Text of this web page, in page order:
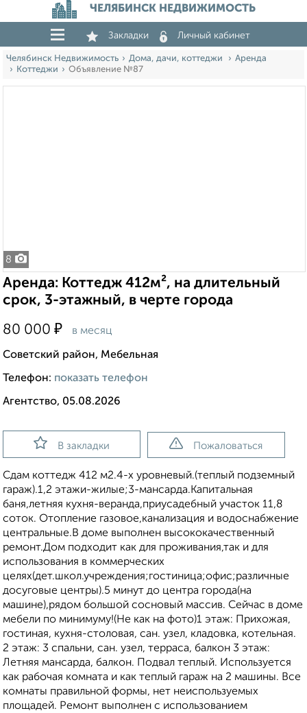
ЧЕЛЯБИНСК НЕДВИЖИМОСТЬ
Закладки Личный кабинет
Челябинск Недвижимость Дома, дачи, коттеджи
Аренда
Коттеджи
Объявление №87
8
Аренда: Коттедж 412м², на длительный
срок, 3-этажный, в черте города
80 000 ₽ в месяц
Советский район, Мебельная
Телефон: показать телефон
Агентство, 05.08.2026
В закладки Пожаловаться
Сдам коттедж 412 м2.4-х уровневый.(теплый подземный
гараж).1,2 этажи-жилые;3-мансарда.Капитальная
баня,летняя кухня-веранда,приусадебный участок 11,8
соток. Отопление газовое,канализация и водоснабжение
центральные.В доме выполнен высококачественный
ремонт.Дом подходит как для проживания,так и для
использования в коммерческих
целях(дет.школ.учреждения;гостиница;офис;различные
досуговые центры).5 минут до центра города(на
машине),рядом большой сосновый массив. Сейчас в доме
мебели по минимуму!(Не как на фото)1 этаж: Прихожая,
гостиная, кухня-столовая, сан. узел, кладовка, котельная.
2 этаж: 3 спальни, сан. узел, терраса, балкон 3 этаж:
Летняя мансарда, балкон. Подвал теплый. Используется
как рабочая комната и как теплый гараж на 2 машины. Все
комнаты правильной формы, нет неиспользуемых
площадей. Ремонт выполнен с использованием